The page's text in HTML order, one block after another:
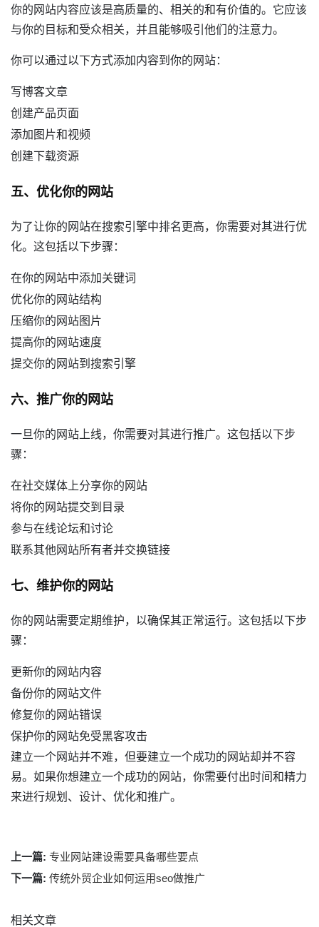
你的网站内容应该是高质量的、相关的和有价值的。它应该
与你的目标和受众相关，并且能够吸引他们的注意力。
你可以通过以下方式添加内容到你的网站：
写博客文章
创建产品页面
添加图片和视频
创建下载资源
五、优化你的网站
为了让你的网站在搜索引擎中排名更高，你需要对其进行优
化。这包括以下步骤：
在你的网站中添加关键词
优化你的网站结构
压缩你的网站图片
提高你的网站速度
提交你的网站到搜索引擎
六、推广你的网站
一旦你的网站上线，你需要对其进行推广。这包括以下步
骤：
在社交媒体上分享你的网站
将你的网站提交到目录
参与在线论坛和讨论
联系其他网站所有者并交换链接
七、维护你的网站
你的网站需要定期维护，以确保其正常运行。这包括以下步
骤：
更新你的网站内容
备份你的网站文件
修复你的网站错误
保护你的网站免受黑客攻击
建立一个网站并不难，但要建立一个成功的网站却并不容
易。如果你想建立一个成功的网站，你需要付出时间和精力
来进行规划、设计、优化和推广。
上一篇: 专业网站建设需要具备哪些要点
下一篇: 传统外贸企业如何运用seo做推广
相关文章